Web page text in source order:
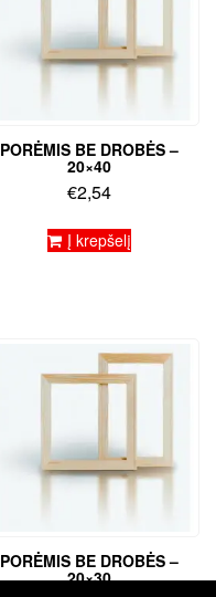
PORĖMIS BE DROBĖS –
20×40
€2,54
Į krepšelį
PORĖMIS BE DROBĖS –
20×30